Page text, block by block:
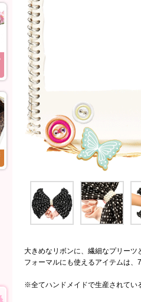
大きめなリボンに、繊細なプリー
フォーマルにも使えるアイテムは
※全てハンドメイドで生産されてい